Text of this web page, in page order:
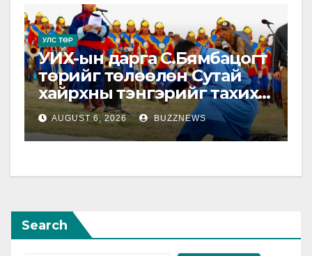
УЛС ТӨР
УИХ-ын дарга С.Бямбацогт
төрийг төлөөлөн Сутай
хайрхны тэнгэрийг тахих
төрийн тахилгад
оролцлоо
AUGUST 6, 2026 BUZZNEWS
Search